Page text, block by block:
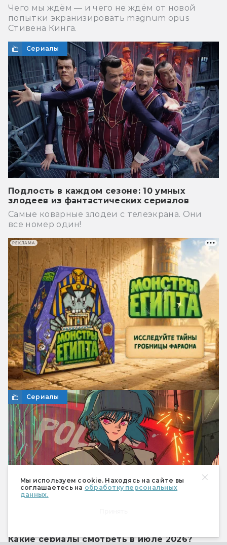
Мы используем cookie. Находясь на сайте вы
соглашаетесь на обработку персональных
данных.
Чего мы ждём — и чего не ждём от новой
попытки экранизировать magnum opus
Стивена Кинга.
Сериалы
Подлость в каждом сезоне: 10 умных
злодеев из фантастических сериалов
Самые коварные злодеи с телеэкрана. Они
все номер один!
Сериалы
Какие сериалы смотреть в июле 2026?
РЕКЛАМА